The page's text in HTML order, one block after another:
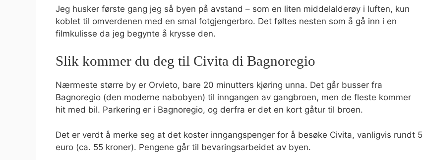
Jeg husker første gang jeg så byen på avstand – som en liten middelalderøy i luften, kun
koblet til omverdenen med en smal fotgjengerbro. Det føltes nesten som å gå inn i en
filmkulisse da jeg begynte å krysse den.
Slik kommer du deg til Civita di Bagnoregio
Nærmeste større by er Orvieto, bare 20 minutters kjøring unna. Det går busser fra
Bagnoregio (den moderne nabobyen) til inngangen av gangbroen, men de fleste kommer
hit med bil. Parkering er i Bagnoregio, og derfra er det en kort gåtur til broen.
Det er verdt å merke seg at det koster inngangspenger for å besøke Civita, vanligvis rundt 5
euro (ca. 55 kroner). Pengene går til bevaringsarbeidet av byen.